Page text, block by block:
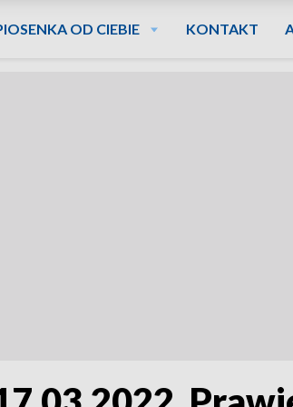
OD CIEBIE KONTAKT